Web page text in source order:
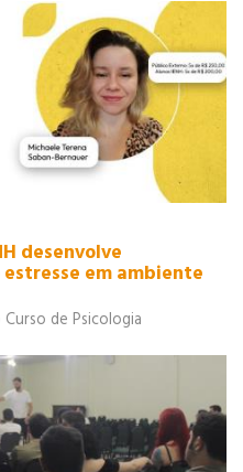
desenvolve
em ambiente
de Psicologia